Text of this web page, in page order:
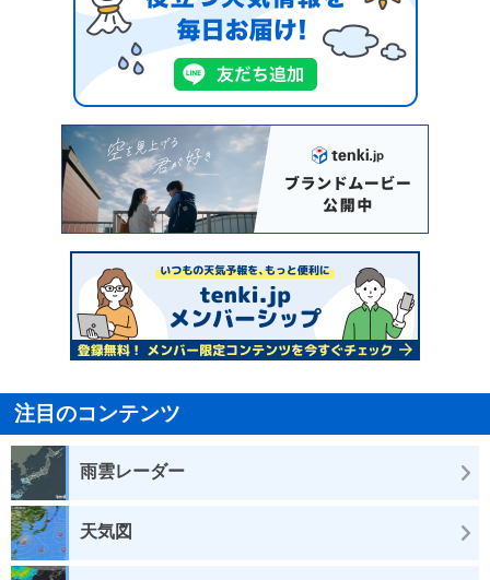
注目のコンテンツ
雨雲レーダー
天気図